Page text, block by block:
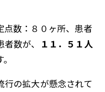
点数：８０ヶ所、患者
数が、
１１．５１人
の拡大が懸念されて